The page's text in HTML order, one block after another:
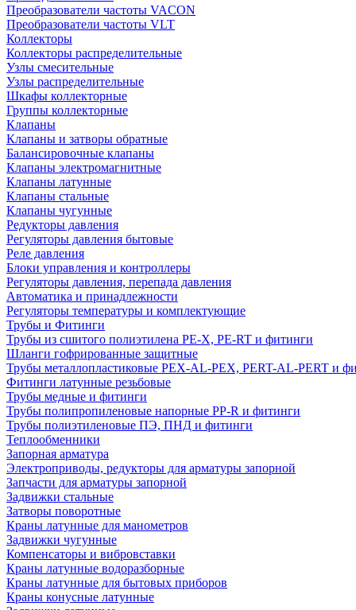
Преобразователи частоты VACON
Преобразователи частоты VLT
Коллекторы
Коллекторы распределительные
Узлы смесительные
Узлы распределительные
Шкафы коллекторные
Группы коллекторные
Клапаны
Клапаны и затворы обратные
Балансировочные клапаны
Клапаны электромагнитные
Клапаны латунные
Клапаны стальные
Клапаны чугунные
Редукторы давления
Регуляторы давления бытовые
Реле давления
Блоки управления и контроллеры
Регуляторы давления, перепада давления
Автоматика и принадлежности
Регуляторы температуры и комплектующие
Трубы и Фитинги
Трубы из сшитого полиэтилена PE-X, PE-RT и фитинги
Шланги гофрированные защитные
Трубы металлопластиковые PEX-AL-PEX, PERT-AL-PERT и
Фитинги латунные резьбовые
Трубы медные и фитинги
Трубы полипропиленовые напорные PP-R и фитинги
Трубы полиэтиленовые ПЭ, ПНД и фитинги
Теплообменники
Запорная арматура
Электроприводы, редукторы для арматуры запорной
Запчасти для арматуры запорной
Задвижки стальные
Затворы поворотные
Краны латунные для манометров
Задвижки чугунные
Компенсаторы и вибровставки
Краны латунные водоразборные
Краны латунные для бытовых приборов
Краны конусные латунные